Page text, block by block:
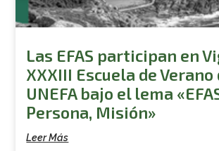
Las EFAS participan en
XXXIII Escuela de Verano
UNEFA bajo el lema
Persona, Misión»
Leer Más